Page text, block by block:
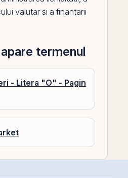
valutar si a finantarii
termenul
- Litera "O" - Pagin